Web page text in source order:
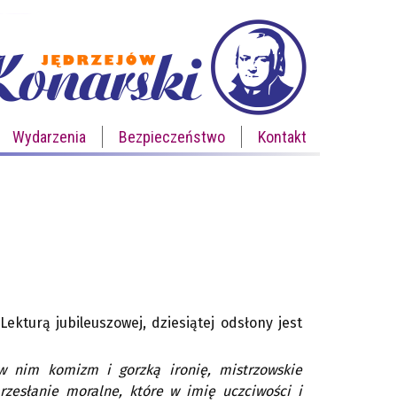
Wydarzenia Bezpieczeństwo Kontakt
jubileuszowej, dziesiątej odsłony jest
nim komizm i gorzką ironię, mistrzowskie
moralne, które w imię uczciwości i